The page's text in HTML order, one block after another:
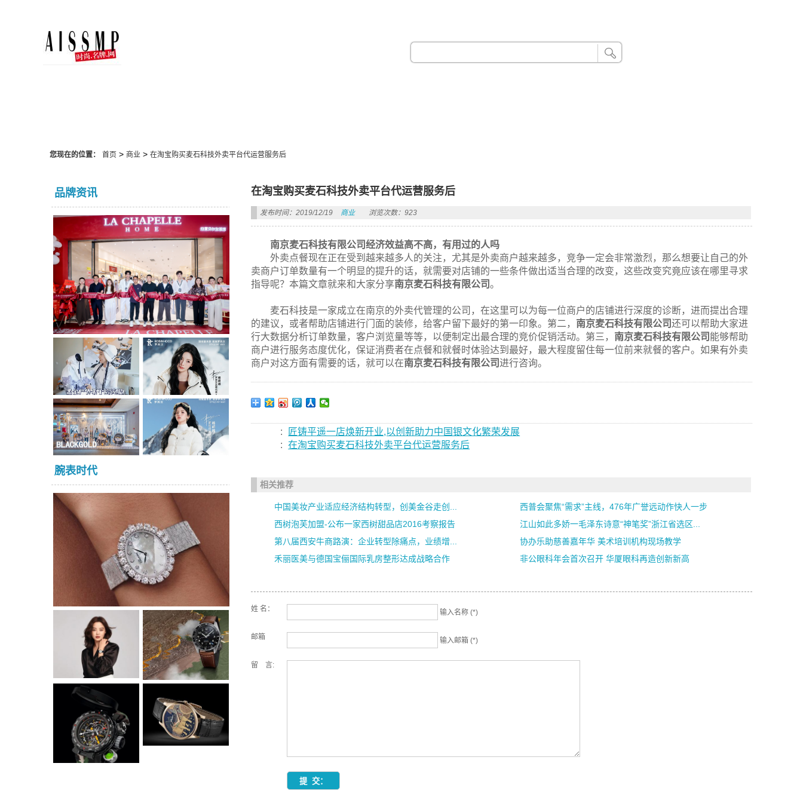
您现在的位置： 首页> 商业 > 在淘宝购买麦石科技外卖平台代运营服务后
品牌资讯
腕表时代
在淘宝购买麦石科技外卖平台代运营服务后
发布时间：2019/12/19 商业 浏览次数：923
南京麦石科技有限公司经济效益高不高，有用过的人吗
外卖点餐现在正在受到越来越多人的关注，尤其是外卖商户越来越多，竞争一定会非常激烈，那么想要让自己的外
卖商户订单数量有一个明显的提升的话，就需要对店铺的一些条件做出适当合理的改变，这些改变究竟应该在哪里寻求
指导呢？本篇文章就来和大家分享南京麦石科技有限公司。
麦石科技是一家成立在南京的外卖代管理的公司，在这里可以为每一位商户的店铺进行深度的诊断，进而提出合理
的建议，或者帮助店铺进行门面的装修，给客户留下最好的第一印象。第二， 南京麦石科技有限公司还可以帮助大家进
行大数据分析订单数量，客户浏览量等等，以便制定出最合理的竞价促销活动。第三， 南京麦石科技有限公司 能够帮助
商户进行服务态度优化，保证消费者在点餐和就餐时体验达到最好，最大程度留住每一位前来就餐的客户。如果有外卖
商户对这方面有需要的话，就可以在南京麦石科技有限公司进行咨询。
:
匠铸平遥一店焕新开业,以创新助力中国银文化繁荣发展
:
在淘宝购买麦石科技外卖平台代运营服务后
相关推荐
中国美妆产业适应经济结构转型，创美金谷走创...
西普会聚焦“需求”主线，476年广誉远动作快人一步
西树泡芙加盟-公布一家西树甜品店2016考察报告
江山如此多娇一毛泽东诗意“神笔奖”浙江省选区...
第八届西安牛商路演：企业转型除痛点，业绩增...
协办乐助慈善嘉年华 美术培训机构现场教学
禾丽医美与德国宝俪国际乳房整形达成战略合作
非公眼科年会首次召开 华厦眼科再造创新新高
姓 名： 输入名称 (*)
邮箱 输入邮箱 (*)
留 言: